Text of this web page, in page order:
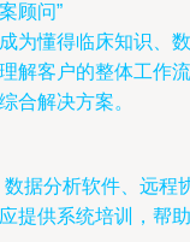
顾问”
为懂得临床知识、数
解客户的整体工作流
合解决方案。
据分析软件、远程
提供系统培训，帮助